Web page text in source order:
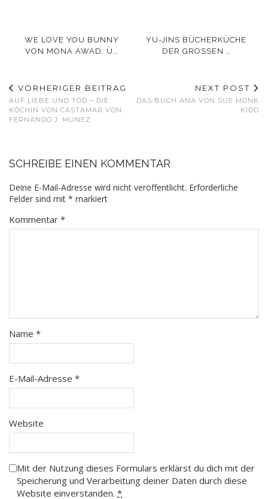
WE LOVE YOU BUNNY
VON MONA AWAD, Ü…
YU-JINS BÜCHERKÜCHE
DER GROSSEN …
VORHERIGER BEITRAG
AUF LIEBE UND TOD – DIE
KÖCHIN VON CASTAMAR VON
FERNANDO J. MUNEZ
NEXT POST
DAS BUCH ANA VON SUE MONK
KIDD
SCHREIBE EINEN KOMMENTAR
Deine E-Mail-Adresse wird nicht veröffentlicht. Erforderliche
Felder sind mit * markiert
Kommentar *
Name *
E-Mail-Adresse *
Website
Mit der Nutzung dieses Formulars erklärst du dich mit der
Speicherung und Verarbeitung deiner Daten durch diese
Website einverstanden. *